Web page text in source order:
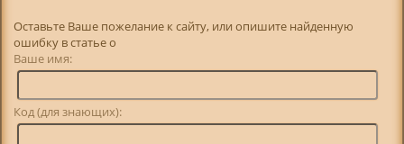
Оставьте Ваше пожелание к сайту, или опишите найденную
ошибку в статье о
Ваше имя:
Код (для знающих):